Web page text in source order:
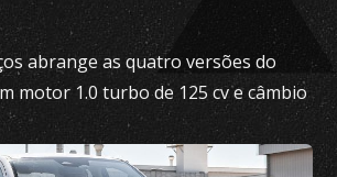
abrange as quatro versões do
motor 1.0 turbo de 125 cv e câmbio